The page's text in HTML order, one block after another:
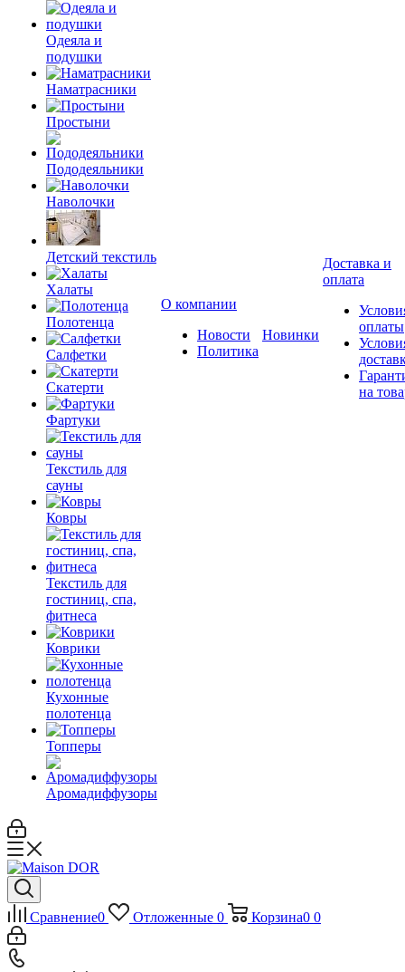
Одеяла и
подушки
Наматрасники
Простыни
Пододеяльники
Наволочки
Детский текстиль
Халаты
Полотенца
Салфетки
Скатерти
Фартуки
Текстиль для
сауны
Ковры
Текстиль для
гостиниц, спа,
фитнеса
Коврики
Кухонные
полотенца
Топперы
Аромадиффузоры
О компании
Новости
Политика
Новинки
Доставка и
оплата
оплаты
на
Сравнение0 Отложенные 0 Корзина0 0